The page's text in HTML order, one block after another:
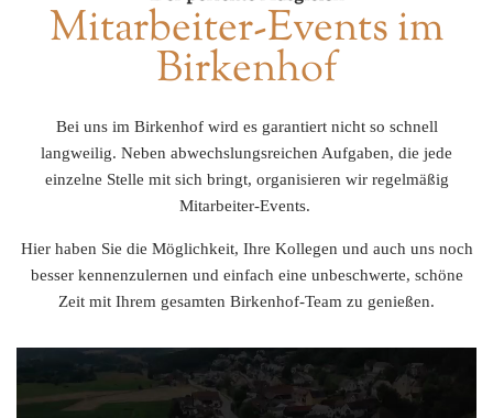
Mitarbeiter-Events im
Birkenhof
Bei uns im Birkenhof wird es garantiert nicht so schnell
langweilig. Neben abwechslungsreichen Aufgaben, die jede
einzelne Stelle mit sich bringt, organisieren wir regelmäßig
Mitarbeiter-Events.
Hier haben Sie die Möglichkeit, Ihre Kollegen und auch uns noch
besser kennenzulernen und einfach eine unbeschwerte, schöne
Zeit mit Ihrem gesamten Birkenhof-Team zu genießen.